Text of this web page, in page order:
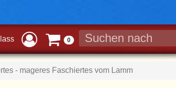
0
- mageres Faschiertes vom Lamm